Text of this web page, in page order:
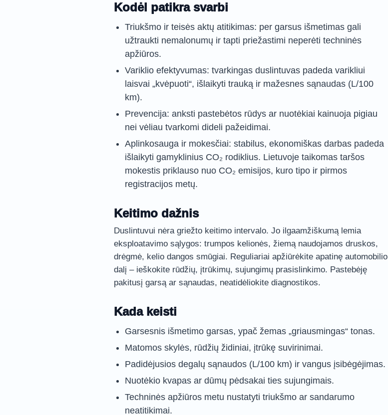
Kodėl patikra svarbi
Triukšmo ir teisės aktų atitikimas: per garsus išmetimas gali
užtraukti nemalonumų ir tapti priežastimi neperėti techninės
apžiūros.
Variklio efektyvumas: tvarkingas duslintuvas padeda varikliui
laisvai „kvėpuoti“, išlaikyti trauką ir mažesnes sąnaudas (L/100
km).
Prevencija: anksti pastebėtos rūdys ar nuotėkiai kainuoja pigiau
nei vėliau tvarkomi dideli pažeidimai.
Aplinkosauga ir mokesčiai: stabilus, ekonomiškas darbas padeda
išlaikyti gamyklinius CO₂ rodiklius. Lietuvoje taikomas taršos
mokestis priklauso nuo CO₂ emisijos, kuro tipo ir pirmos
registracijos metų.
Keitimo dažnis
Duslintuvui nėra griežto keitimo intervalo. Jo ilgaamžiškumą lemia
eksploatavimo sąlygos: trumpos kelionės, žiemą naudojamos druskos,
drėgmė, kelio dangos smūgiai. Reguliariai apžiūrėkite apatinę automobilio
dalį – ieškokite rūdžių, įtrūkimų, sujungimų prasislinkimo. Pastebėję
pakitusį garsą ar sąnaudas, neatidėliokite diagnostikos.
Kada keisti
Garsesnis išmetimo garsas, ypač žemas „griausmingas“ tonas.
Matomos skylės, rūdžių židiniai, įtrūkę suvirinimai.
Padidėjusios degalų sąnaudos (L/100 km) ir vangus įsibėgėjimas.
Nuotėkio kvapas ar dūmų pėdsakai ties sujungimais.
Techninės apžiūros metu nustatyti triukšmo ar sandarumo
neatitikimai.